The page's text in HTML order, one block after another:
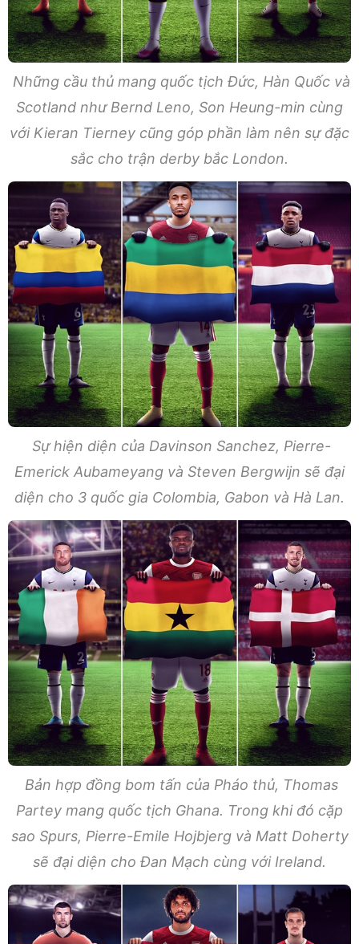
Những cầu thủ mang quốc tịch Đức, Hàn Quốc và
Scotland như Bernd Leno, Son Heung-min cùng
với Kieran Tierney cũng góp phần làm nên sự đặc
sắc cho trận derby bắc London.
Sự hiện diện của Davinson Sanchez, Pierre-
Emerick Aubameyang và Steven Bergwijn sẽ đại
diện cho 3 quốc gia Colombia, Gabon và Hà Lan.
Bản hợp đồng bom tấn của Pháo thủ, Thomas
Partey mang quốc tịch Ghana. Trong khi đó cặp
sao Spurs, Pierre-Emile Hojbjerg và Matt Doherty
sẽ đại diện cho Đan Mạch cùng với Ireland.